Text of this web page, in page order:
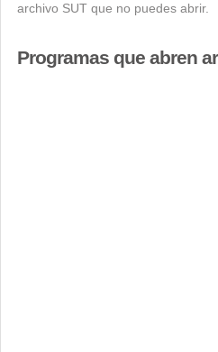
archivo SUT que no puedes abrir.
Programas que abren